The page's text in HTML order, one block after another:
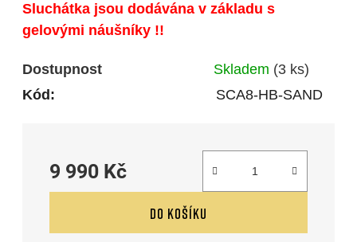
Sluchátka jsou dodávána v základu s
gelovými náušníky !!
Dostupnost Skladem (3 ks)
Kód:
SCA8-HB-SAND
9 990 Kč
Měrná cena:
DO KOŠÍKU